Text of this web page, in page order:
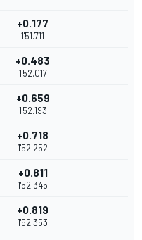
+0.177
1'51.711
+0.483
1'52.017
+0.659
1'52.193
+0.718
1'52.252
+0.811
1'52.345
+0.819
1'52.353